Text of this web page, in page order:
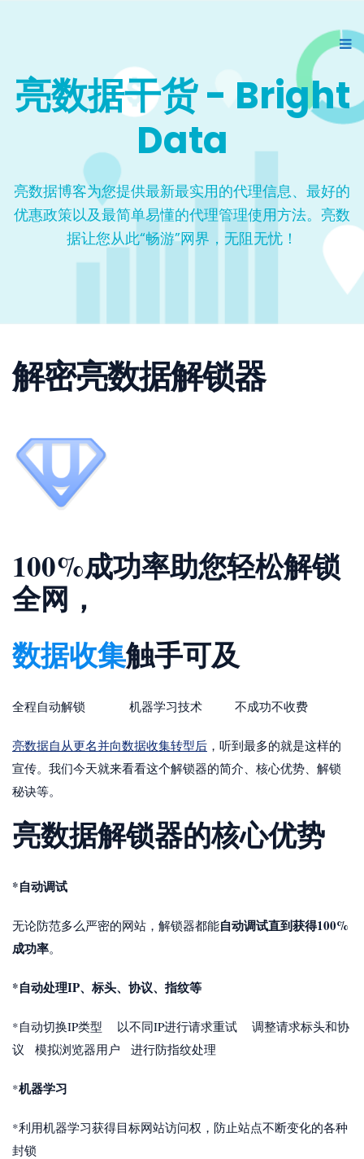
亮数据干货 - Bright
Data
亮数据博客为您提供最新最实用的代理信息、最好的
优惠政策以及最简单易懂的代理管理使用方法。亮数
据让您从此“畅游”网界，无阻无忧！
解密亮数据解锁器
100%成功率助您轻松解锁
全网，
数据收集触手可及
全程自动解锁 机器学习技术 不成功不收费
亮数据自从更名并向数据收集转型后 ，听到最多的就是这样的
宣传。我们今天就来看看这个解锁器的简介、核心优势、解锁
秘诀等。
亮数据解锁器的核心优势
*自动调试
无论防范多么严密的网站，解锁器都能自动调试直到获得100%
成功率。
*自动处理IP、标头、协议、指纹等
*自动切换IP类型 以不同IP进行请求重试 调整请求标头和协
议 模拟浏览器用户 进行防指纹处理
*机器学习
*利用机器学习获得目标网站访问权，防止站点不断变化的各种
封锁